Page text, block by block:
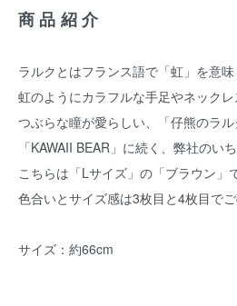
商品紹介
ラルクとはフランス語で「虹」を意味
虹のようにカラフルな手足やネック
つぶらな瞳が愛らしい、「仔熊のラル
「KAWAII BEAR」に続く、弊社のい
こちらは「Lサイズ」の「ブラウン」
色合いとサイズ感は3枚目と4枚目でご
サイズ：約66cm